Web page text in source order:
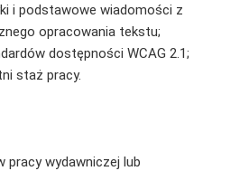
i podstawowe wiadomości z
opracowania tekstu;
dostępności WCAG 2.1;
staż pracy.
pracy wydawniczej lub